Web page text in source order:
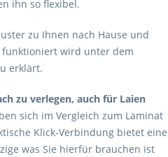
ihn so flexibel.
zu Ihnen nach Hause und
funktioniert wird unter dem
erklärt.
zu verlegen, auch für Laien
sich im Vergleich zum Laminat
Klick-Verbindung bietet eine
was Sie hierfür brauchen ist